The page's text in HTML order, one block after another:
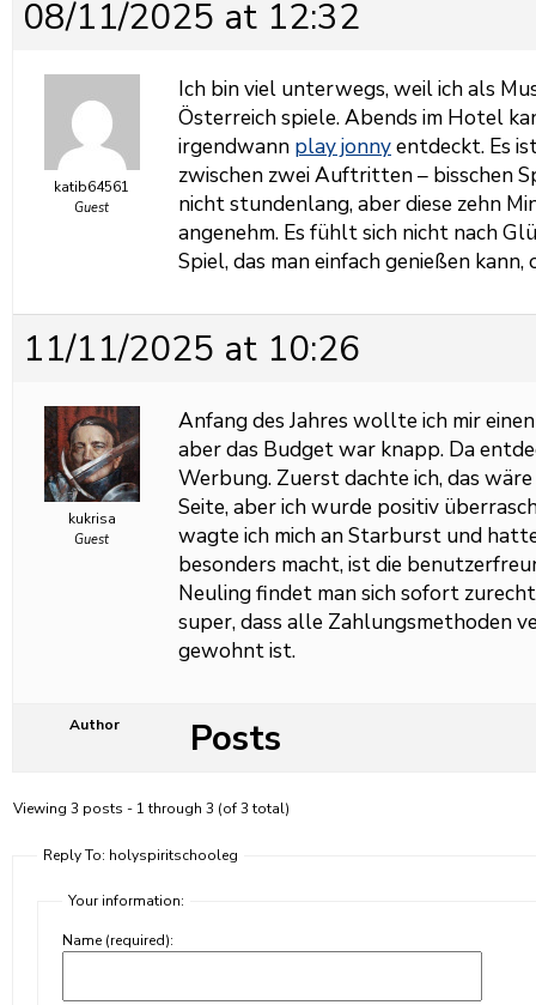
08/11/2025 at 12:32
katib64561
Guest
Ich bin viel unterwegs, weil ich als
Österreich spiele. Abends im Hotel
irgendwann play jonnyentdeckt. Es
zwischen zwei Auftritten – bisschen
nicht stundenlang, aber diese zehn
angenehm. Es fühlt sich nicht nach
Spiel, das man einfach genießen
11/11/2025 at 10:26
kukrisa
Guest
Anfang des Jahres wollte ich mir
aber das Budget war knapp. Da
Werbung. Zuerst dachte ich, das
Seite, aber ich wurde positiv
wagte ich mich an Starburst und
besonders macht, ist die
Neuling findet man sich sofort
super, dass alle Zahlungsmethoden
gewohnt ist.
Author Posts
Viewing 3 posts - 1 through 3 (of 3 total)
Reply To: holyspiritschooleg
Your information:
Name (required):